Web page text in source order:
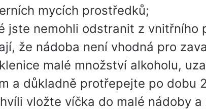
mycích prostředků;
jste nemohli odstranit z vnitřního
že nádoba není vhodná pro
malé množství alkoholu,
a důkladně protřepejte po dobu
vložte víčka do malé nádoby a